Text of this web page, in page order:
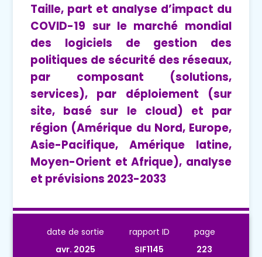
Taille, part et analyse d’impact du
COVID-19 sur le marché mondial
des logiciels de gestion des
politiques de sécurité des réseaux,
par composant (solutions,
services), par déploiement (sur
site, basé sur le cloud) et par
région (Amérique du Nord, Europe,
Asie-Pacifique, Amérique latine,
Moyen-Orient et Afrique), analyse
et prévisions 2023-2033
date de sortie
avr. 2025
rapport ID
SIF1145
page
223